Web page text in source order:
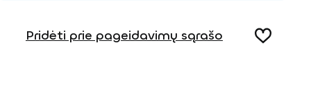
Pridėti prie pageidavimų sąrašo